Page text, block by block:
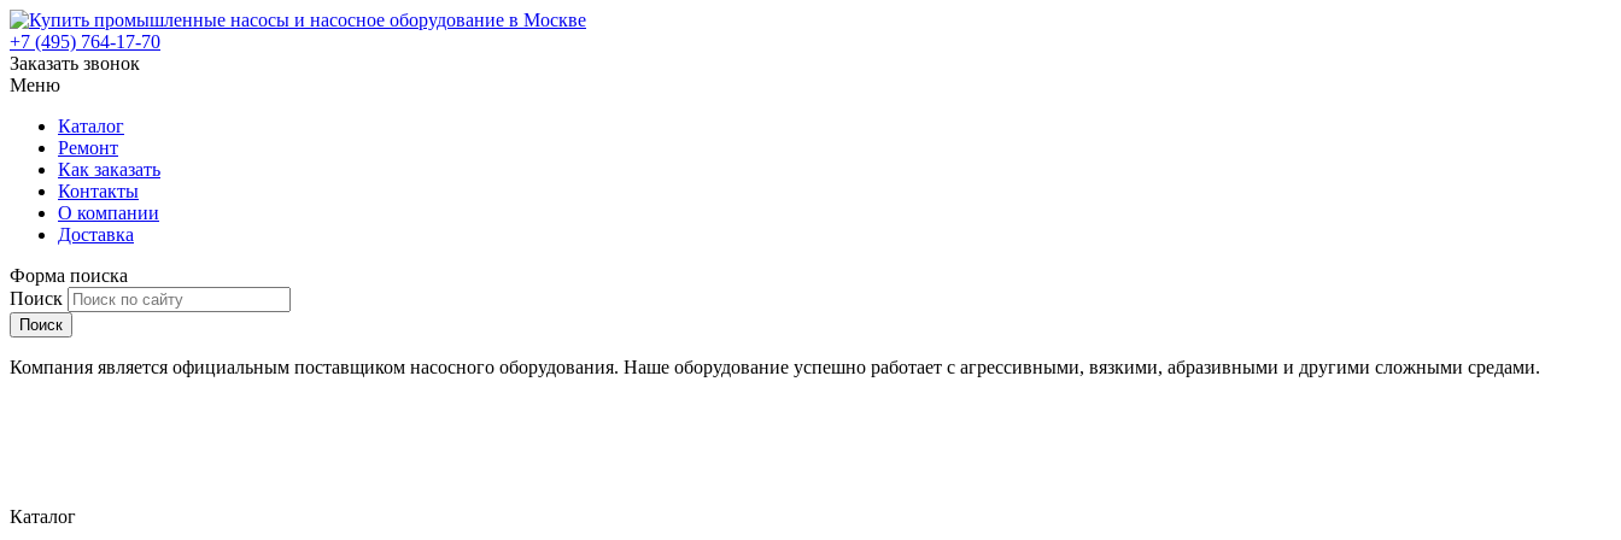
+7 (495) 764-17-70
Заказать звонок
Меню
Каталог
Ремонт
Как заказать
Контакты
О компании
Доставка
Форма поиска
Поиск
Компания является официальным поставщиком насосного оборудования. Наше оборудование успешно работает с агрессивными, вязкими, абразивными и другими сложными средами.
Каталог